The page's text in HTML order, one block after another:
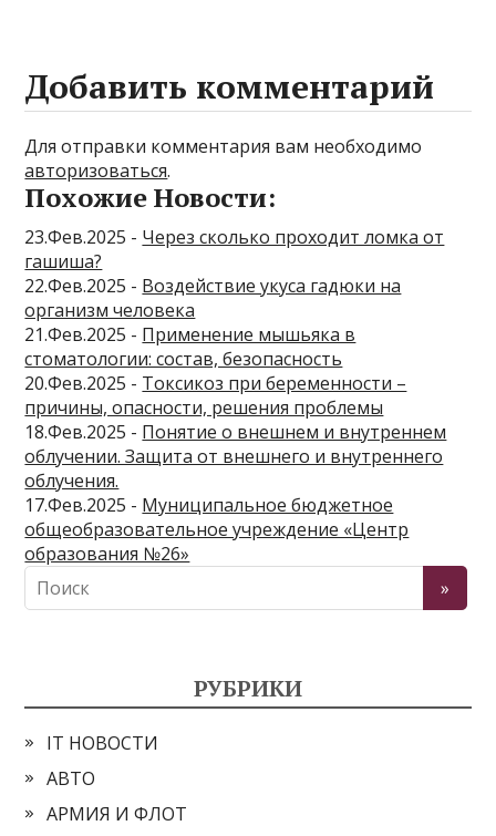
Добавить комментарий
Для отправки комментария вам необходимо
авторизоваться.
Похожие Новости:
23.Фев.2025 - Через сколько проходит ломка от
гашиша?
22.Фев.2025 - Воздействие укуса гадюки на
организм человека
21.Фев.2025 - Применение мышьяка в
стоматологии: состав, безопасность
20.Фев.2025 - Токсикоз при беременности –
причины, опасности, решения проблемы
18.Фев.2025 - Понятие о внешнем и внутреннем
облучении. Защита от внешнего и внутреннего
облучения.
17.Фев.2025 - Муниципальное бюджетное
общеобразовательное учреждение «Центр
образования №26»
РУБРИКИ
IT НОВОСТИ
АВТО
АРМИЯ И ФЛОТ